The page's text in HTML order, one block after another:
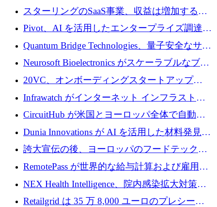
ラ テクノロジーを拡張するためにシリーズ A
で 1,600 万ドルを調達
スターリングのSaaS事業、収益は増加するも
グループ利益は減少
Pivot、AI を活用したエンタープライズ調達プ
ラットフォームを拡大するために 4,000 万ド
ルを調達
Quantum Bridge Technologies、量子安全なサイ
バーセキュリティ インフラストラクチャの拡
Neurosoft Bioelectronics がスケーラブルなブレ
イン コンピューター インターフェイスのため
に 750 万ドルを調達
20VC、オンボーディングスタートアップ
Prelude へのシリーズ A 投資で 2,000 万ドルを
Infrawatch がインターネット インフラストラ
クチャ インテリジェンス向けに 300 万ドルの
プレシードを確保
CircuitHub が米国とヨーロッパ全体で自動電
子機器製造を拡大するために 2,800 万ドルを
Dunia Innovations が AI を活用した材料発見を
産業化するために 2 億 8,000 万ユーロのベル
リン GigaLab を発表
誇大宣伝の後、ヨーロッパのフードテックセ
クターはファンダメンタルズを中心に再構築
RemotePass が世界的な給与計算および雇用プ
ラットフォームを拡大するために 1,740 万ド
NEX Health Intelligence、院内感染拡大対策に
100万ユーロを確保
Retailgrid は 35 万 8,000 ユーロのプレシード